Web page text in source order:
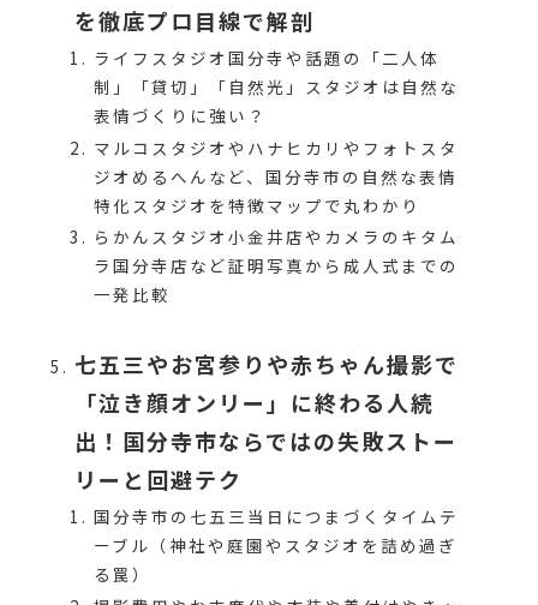
を徹底プロ目線で解剖
ライフスタジオ国分寺や話題の「二人体
制」「貸切」「自然光」スタジオは自然な
表情づくりに強い？
マルコスタジオやハナヒカリやフォトスタ
ジオめるへんなど、国分寺市の自然な表情
特化スタジオを特徴マップで丸わかり
らかんスタジオ小金井店やカメラのキタム
ラ国分寺店など証明写真から成人式までの
一発比較
七五三やお宮参りや赤ちゃん撮影で
「泣き顔オンリー」に終わる人続
出！国分寺市ならではの失敗ストー
リーと回避テク
国分寺市の七五三当日につまづくタイムテ
ーブル（神社や庭園やスタジオを詰め過ぎ
る罠）